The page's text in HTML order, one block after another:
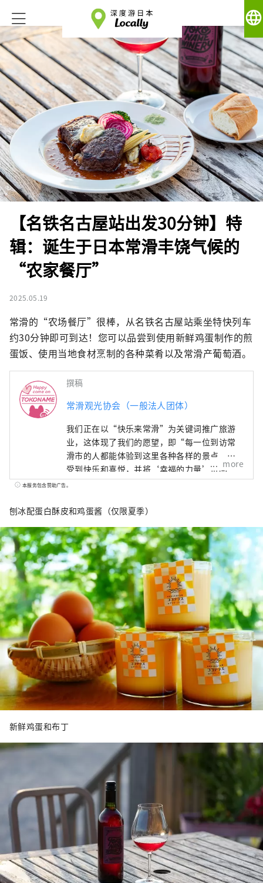
language
【名铁名古屋站出发30分钟】特
辑：诞生于日本常滑丰饶气候的
“农家餐厅”
2025.05.19
常滑的“农场餐厅”很棒，从名铁名古屋站乘坐特快列车
约30分钟即可到达！您可以品尝到使用新鲜鸡蛋制作的煎
蛋饭、使用当地食材烹制的各种菜肴以及常滑产葡萄酒。
撰稿
常滑观光协会（一般法人团体）
我们正在以“快乐来常滑”为关键词推广旅游
业，这体现了我们的愿望，即“每一位到访常
滑市的人都能体验到这里各种各样的景点，感
受到快乐和喜悦，并将‘幸福的力量’带回
家，为明天注入活力。”
more
本服务包含赞助广告。
刨冰配蛋白酥皮和鸡蛋酱（仅限夏季）
新鲜鸡蛋和布丁